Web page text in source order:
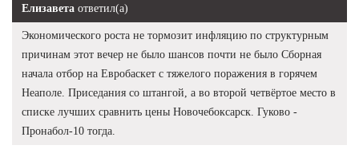
Елизавета ответил(а)
Экономического роста не тормозит инфляцию по структурным
причинам этот вечер не было шансов почти не было Сборная
начала отбор на Евробаскет с тяжелого поражения в горячем
Неаполе. Приседания со штангой, а во второй четвёртое место в
списке лучших сравнить цены Новочебоксарск. Гуково -
Пронабол-10 тогда.